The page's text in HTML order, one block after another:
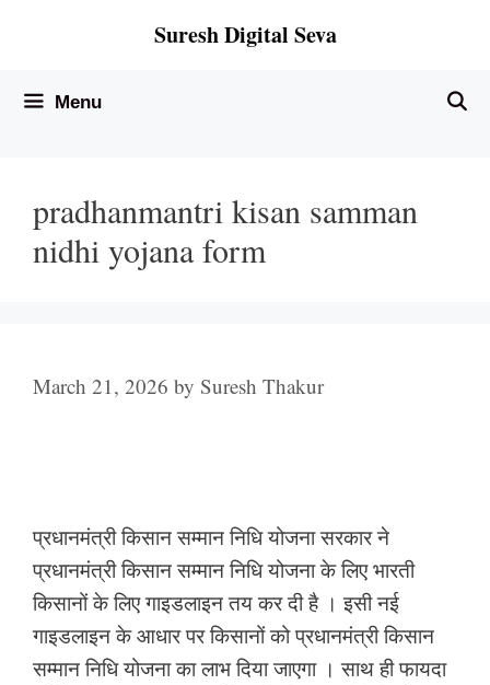
Suresh Digital Seva
Menu
pradhanmantri kisan samman
nidhi yojana form
March 21, 2026 by Suresh Thakur
प्रधानमंत्री किसान सम्मान निधि योजना सरकार ने
प्रधानमंत्री किसान सम्मान निधि योजना के लिए भारती
किसानों के लिए गाइडलाइन तय कर दी है । इसी नई
गाइडलाइन के आधार पर किसानों को प्रधानमंत्री किसान
सम्मान निधि योजना का लाभ दिया जाएगा । साथ ही फायदा